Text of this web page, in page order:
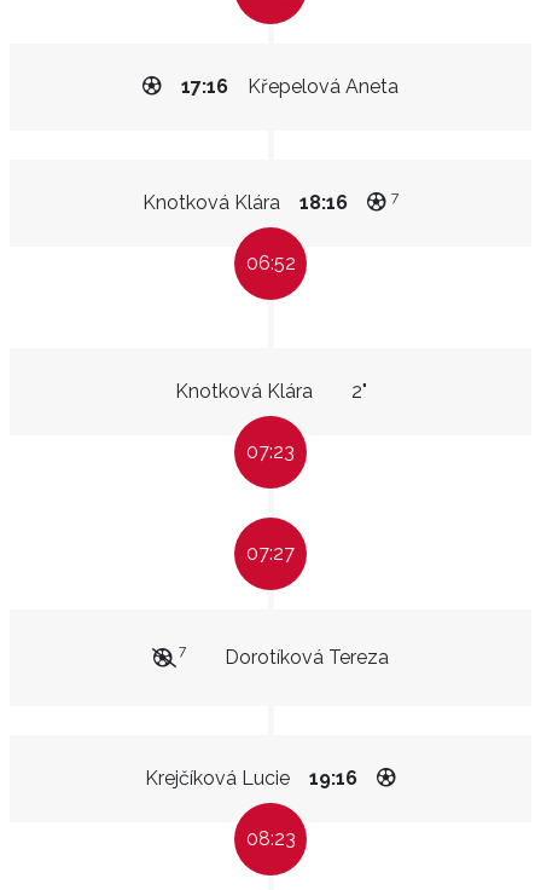
Křepelová Aneta
17:16
Knotková Klára 18:16 7
06:52
Knotková Klára 2"
07:23
07:27
Dorotíková Tereza
7
Krejčíková Lucie 19:16
08:23